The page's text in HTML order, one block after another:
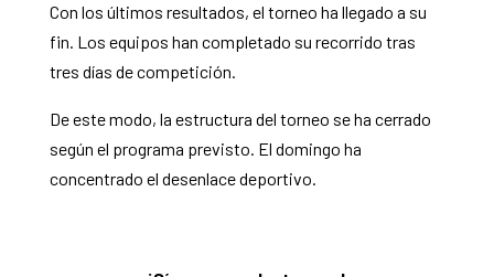
Con los últimos resultados, el torneo ha llegado a su
fin. Los equipos han completado su recorrido tras
tres días de competición.
De este modo, la estructura del torneo se ha cerrado
según el programa previsto. El domingo ha
concentrado el desenlace deportivo.